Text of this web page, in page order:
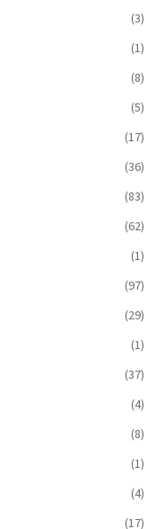
(3)
(1)
(8)
(5)
(17)
(36)
(83)
(62)
(1)
(97)
(29)
(1)
(37)
(4)
(8)
(1)
(4)
(17)